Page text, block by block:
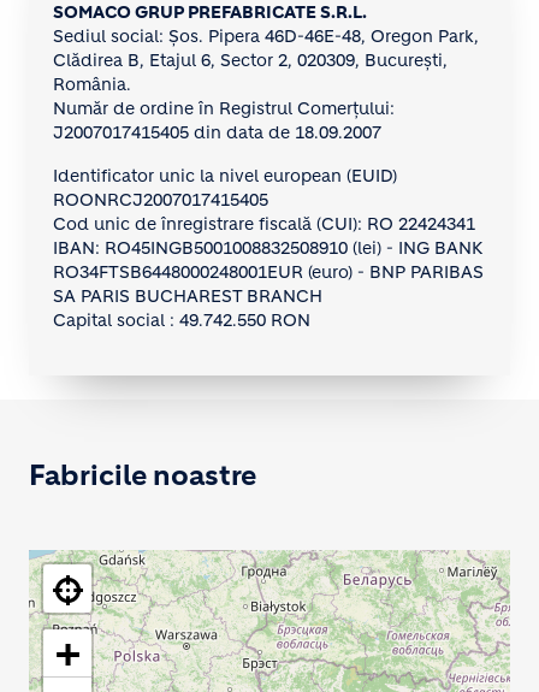
SOMACO GRUP PREFABRICATE S.R.L.
Sediul social: Șos. Pipera 46D-46E-48, Oregon Park,
Clădirea B, Etajul 6, Sector 2, 020309, București,
România.
Număr de ordine în Registrul Comerțului:
J2007017415405 din data de 18.09.2007
Identificator unic la nivel european (EUID)
ROONRCJ2007017415405
Cod unic de înregistrare fiscală (CUI): RO 22424341
IBAN: RO45INGB5001008832508910 (lei) - ING BANK
RO34FTSB6448000248001EUR (euro) - BNP PARIBAS
SA PARIS BUCHAREST BRANCH
Capital social : 49.742.550 RON
Fabricile noastre
+